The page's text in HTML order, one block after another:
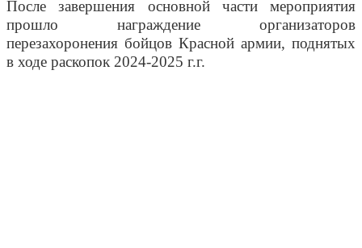
После завершения основной части мероприятия
прошло награждение организаторов
перезахоронения бойцов Красной армии, поднятых
в ходе раскопок 2024-2025 г.г.